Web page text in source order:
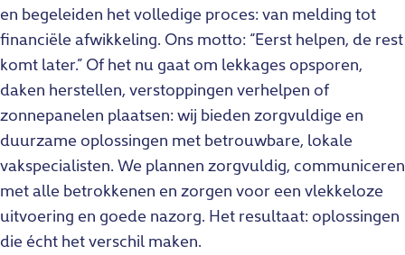
en begeleiden het volledige proces: van melding tot
financiële afwikkeling. Ons motto: “Eerst helpen, de rest
komt later.” Of het nu gaat om lekkages opsporen,
daken herstellen, verstoppingen verhelpen of
zonnepanelen plaatsen: wij bieden zorgvuldige en
duurzame oplossingen met betrouwbare, lokale
vakspecialisten. We plannen zorgvuldig, communiceren
met alle betrokkenen en zorgen voor een vlekkeloze
uitvoering en goede nazorg. Het resultaat: oplossingen
die écht het verschil maken.